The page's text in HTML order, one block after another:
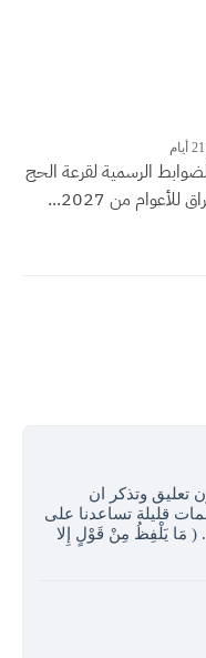
الرسمية لقرعة الحج
للأعوام من 2027...
تعليق وتذكر ان
قليلة تساعدنا على
( مَا يَلْفِظُ مِنْ قَوْلٍ إِلا